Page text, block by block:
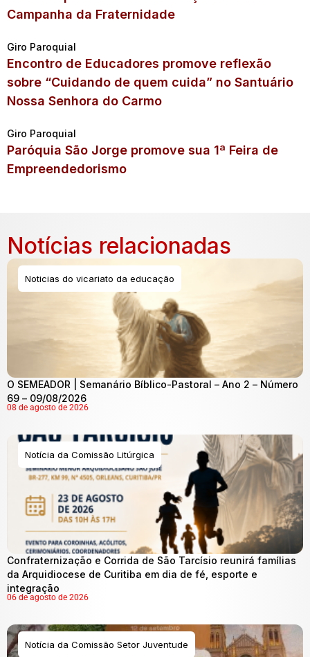
Campanha da Fraternidade
Giro Paroquial
Encontro de Educadores promove reflexão
sobre “Cuidando de quem cuida” no Santuário
Nossa Senhora do Carmo
Giro Paroquial
Paróquia São Jorge promove sua 1ª Feira de
Empreendedorismo
Notícias relacionadas
Noticias do vicariato da educação
O SEMEADOR | Semanário Bíblico-Pastoral – Ano 2 – Número
69 – 09/08/2026
08 de agosto de 2026
Notícia da Comissão Litúrgica
Confraternização e Corrida de São Tarcísio reunirá famílias
da Arquidiocese de Curitiba em dia de fé, esporte e
integração
06 de agosto de 2026
Notícia da Comissão Setor Juventude